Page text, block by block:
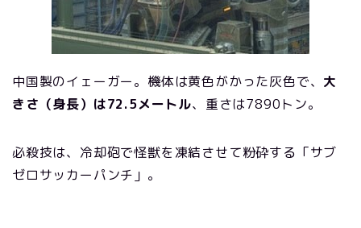
中国製のイェーガー。機体は黄色がかった灰色で、 大
きさ（身長）は72.5メートル、重さは7890トン。
必殺技は、冷却砲で怪獣を凍結させて粉砕する「サブ
ゼロサッカーパンチ」。